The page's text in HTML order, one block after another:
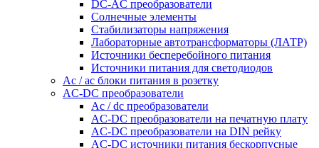
DC-AC преобразователи
Солнечные элементы
Стабилизаторы напряжения
Лабораторные автотрансформаторы (ЛАТР)
Источники бесперебойного питания
Источники питания для светодиодов
Ac / ac блоки питания в розетку
AC-DC преобразователи
Ac / dc преобразователи
AC-DC преобразователи на печатную плату
AC-DC преобразователи на DIN рейку
AC-DC источники питания бескорпусные